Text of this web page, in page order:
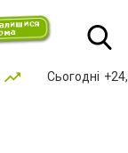
Сьогодні